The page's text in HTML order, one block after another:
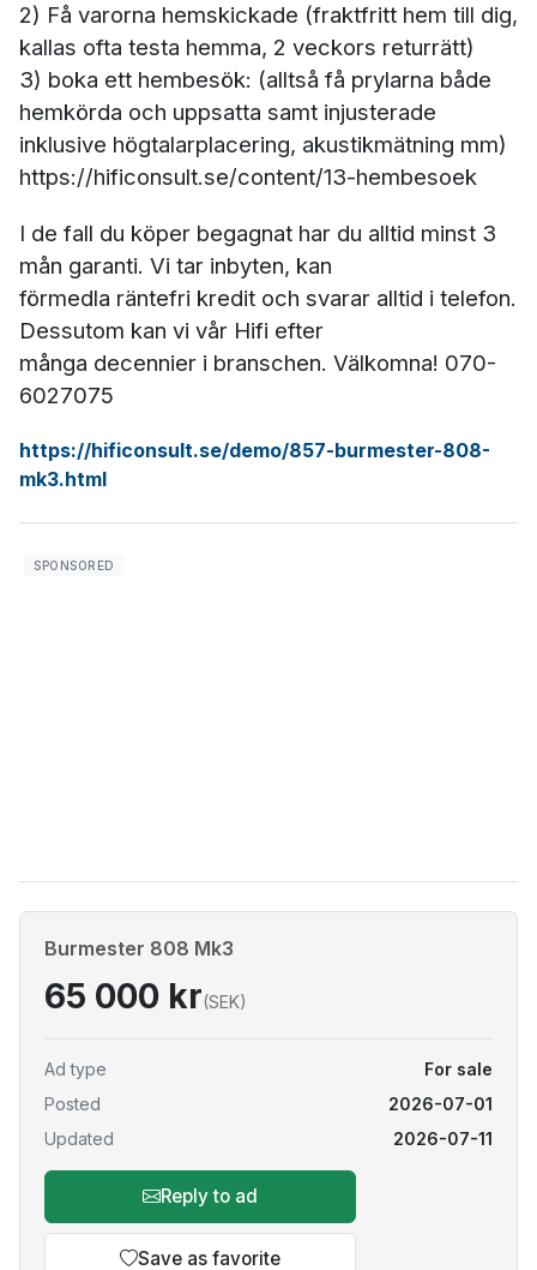
2) Få varorna hemskickade (fraktfritt hem till dig,
kallas ofta testa hemma, 2 veckors returrätt)
3) boka ett hembesök: (alltså få prylarna både
hemkörda och uppsatta samt injusterade
inklusive högtalarplacering, akustikmätning mm)
https://hificonsult.se/content/13-hembesoek
I de fall du köper begagnat har du alltid minst 3
mån garanti. Vi tar inbyten, kan
förmedla räntefri kredit och svarar alltid i telefon.
Dessutom kan vi vår Hifi efter
många decennier i branschen. Välkomna! 070-
6027075
https://hificonsult.se/demo/857-burmester-808-
mk3.html
Burmester 808 Mk3
65 000 kr(SEK)
Ad type
For sale
Posted
2026-07-01
Updated
2026-07-11
Reply to ad
Save as favorite